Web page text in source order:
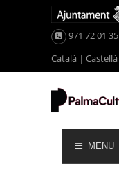
971 72 01 35
Català | Castellà
MENU